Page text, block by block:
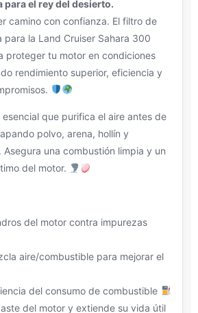
para el rey del desierto.
camino con confianza. El filtro de
para la Land Cruiser Sahara 300
proteger tu motor en condiciones
rendimiento superior, eficiencia y
esencial que purifica el aire antes de
polvo, arena, hollín y
Asegura una combustión limpia y un
del motor.
del motor contra impurezas
aire/combustible para mejorar el
del consumo de combustible
del motor y extiende su vida útil